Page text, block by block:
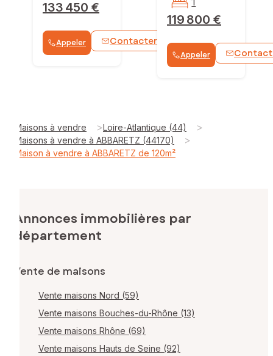
133 450 €
Appeler Contacter WhatsApp
119 800 €
Appeler
Maisons à vendre >Loire-Atlantique (44) >
Maisons à vendre à ABBARETZ (44170) >
Maison à vendre à ABBARETZ de 120m²
Annonces immobilières par
département
Vente de maisons
Vente maisons Nord (59)
Vente maisons Bouches-du-Rhône (13)
Vente maisons Rhône (69)
Vente maisons Hauts de Seine (92)